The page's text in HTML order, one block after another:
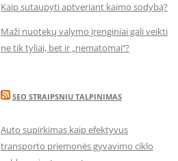
Kaip sutaupyti aptveriant kaimo sodybą?
Maži nuotekų valymo įrenginiai gali veikti
ne tik tyliai, bet ir „nematomai‘‘?
SEO STRAIPSNIU TALPINIMAS
Auto supirkimas kaip efektyvus
transporto priemonės gyvavimo ciklo